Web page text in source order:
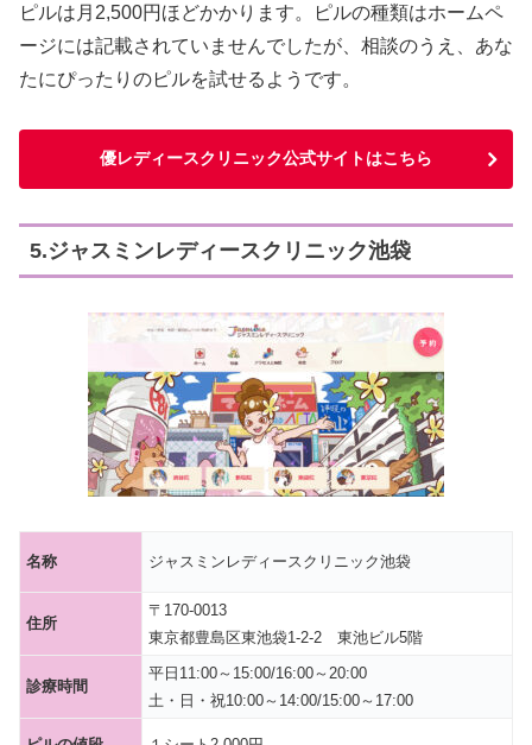
ピルは月2,500円ほどかかります。ピルの種類はホームペ
ージには記載されていませんでしたが、相談のうえ、あな
たにぴったりのピルを試せるようです。
優レディースクリニック公式サイトはこちら
5.ジャスミンレディースクリニック池袋
名称 ジャスミンレディースクリニック池袋
住所
〒170-0013
東京都豊島区東池袋1-2-2 東池ビル5階
診療時間
平日11:00～15:00/16:00～20:00
土・日・祝10:00～14:00/15:00～17:00